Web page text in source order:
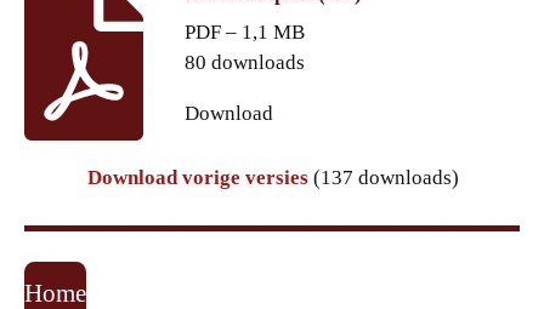
PDF – 1,1 MB
80 downloads
Download
Download vorige versies (137 downloads)
Home